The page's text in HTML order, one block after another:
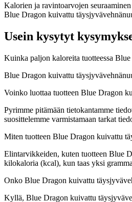
Kalorien ja ravintoarvojen
Blue Dragon kuivattu
Usein kysytyt
Kuinka paljon kaloreita tuotteessa
Blue Dragon kuivattu
Voinko luottaa tuotteen Blue Dragon
Pyrimme pitämään tietokantamme
suosittelemme varmistamaan tarkat
Miten tuotteen Blue Dragon kuivattu
Elintarvikkeiden, kuten tuotteen Blue
kilokaloria (kcal), kun taas yksi
Onko Blue Dragon kuivattu
Kyllä, Blue Dragon kuivattu